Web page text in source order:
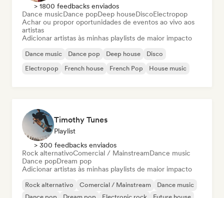
> 1800 feedbacks enviados
Dance musicDance popDeep houseDiscoElectropop
Achar ou propor oportunidades de eventos ao vivo aos
artistas
Adicionar artistas às minhas playlists de maior impacto
Dance music Dance pop Deep house
Disco
Electropop
French house French Pop House music
Timothy Tunes
Playlist
> 300 feedbacks enviados
Rock alternativoComercial / MainstreamDance music
Dance popDream pop
Adicionar artistas às minhas playlists de maior impacto
Rock alternativo Comercial / Mainstream
Dance music